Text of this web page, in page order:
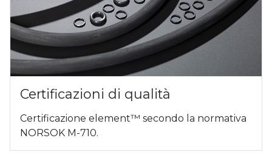
Certificazioni di qualità
Certificazione element™ secondo la normativa
NORSOK M-710.